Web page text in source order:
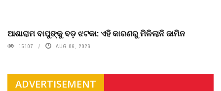
ଆଶାରାମ ବାପୁଙ୍କୁ ବଡ଼ ଝଟକା: ଏହି କାରଣରୁ ମିଳିଲାନି ଜାମିନ
15107 AUG 06, 2026
ADVERTISEMENT